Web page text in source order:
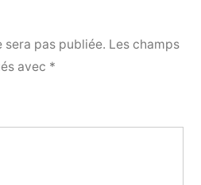
sera pas publiée. Les champs
avec *